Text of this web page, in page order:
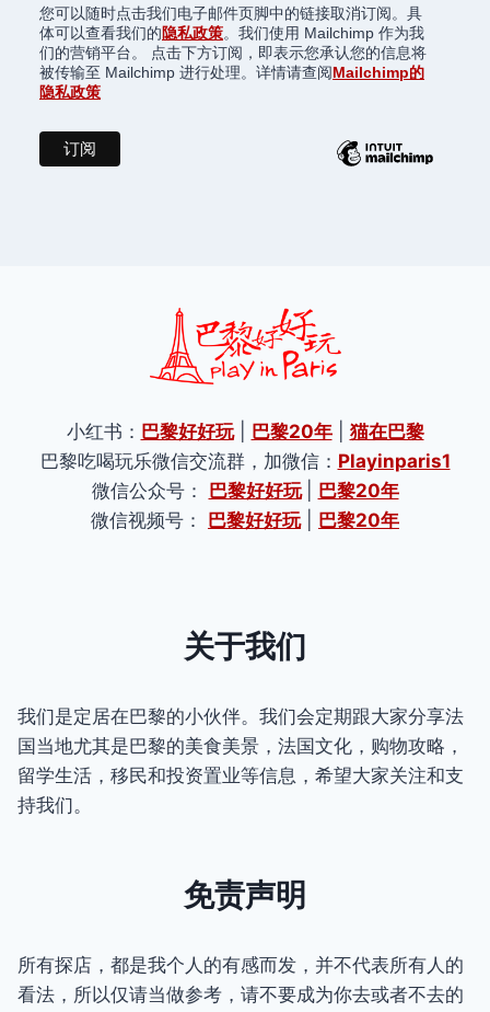
您可以随时点击我们电子邮件页脚中的链接取消订阅。具
体可以查看我们的隐私政策。我们使用 Mailchimp 作为我
们的营销平台。 点击下方订阅，即表示您承认您的信息将
被传输至 Mailchimp 进行处理。详情请查阅Mailchimp的
隐私政策
小红书： 巴黎好好玩| 巴黎20年| 猫在巴黎
巴黎吃喝玩乐微信交流群，加微信： Playinparis1
微信公众号： 巴黎好好玩
巴黎20年
微信视频号： 巴黎好好玩| 巴黎20年
关于我们
我们是定居在巴黎的小伙伴。我们会定期跟大家分享法
国当地尤其是巴黎的美食美景，法国文化，购物攻略，
留学生活，移民和投资置业等信息，希望大家关注和支
持我们。
免责声明
所有探店，都是我个人的有感而发，并不代表所有人的
看法，所以仅请当做参考，请不要成为你去或者不去的